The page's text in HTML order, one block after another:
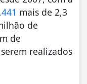
mais de 2,3
de
de
realizados